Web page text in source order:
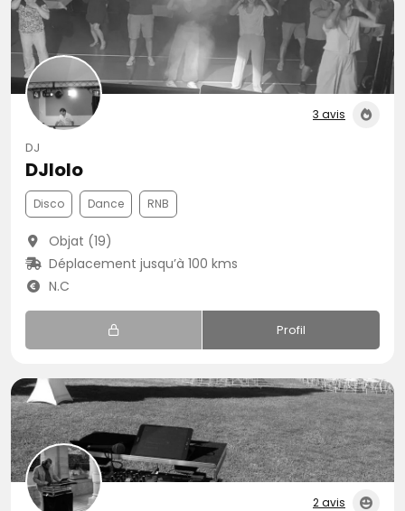
3 avis
DJ
DJlolo
Disco Dance RNB
Objat (19)
Déplacement jusqu’à 100 kms
N.C
Profil
2 avis